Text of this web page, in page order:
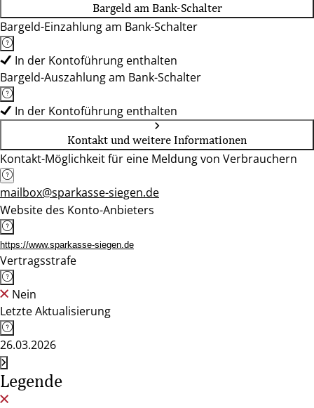
Bargeld am Bank-Schalter
Bargeld-Einzahlung am Bank-Schalter
In der Kontoführung enthalten
Bargeld-Auszahlung am Bank-Schalter
In der Kontoführung enthalten
Kontakt und weitere Informationen
Kontakt-Möglichkeit für eine Meldung von Verbrauchern
mailbox@sparkasse-siegen.de
Website des Konto-Anbieters
https://www.sparkasse-siegen.de
Vertragsstrafe
Nein
Letzte Aktualisierung
26.03.2026
Legende